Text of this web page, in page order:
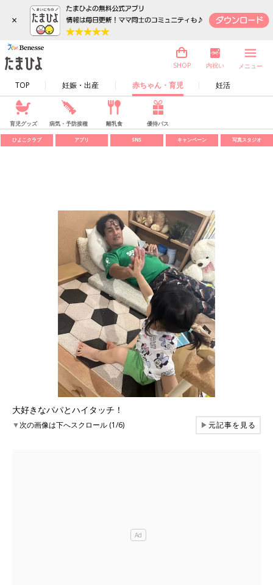
×
TOP 妊娠・出産 赤ちゃん・育児 妊活
SHOP 内祝い メニュー
育児グッズ 病気・予防接種 離乳食 優待パス
ひよこクラブ アプリ SNS キャンペーン 写真スタジオ
大好きなパパとハイタッチ！
▼次の画像は下へスクロール (1/6) ▶元記事を見る